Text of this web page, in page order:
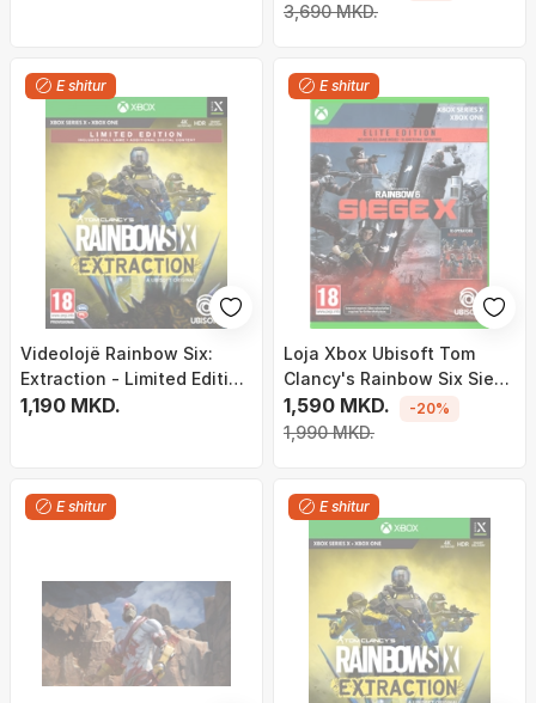
3,690 MKD.
E shitur
Videolojë Rainbow Six:
Extraction - Limited Edition
(Xbox)
1,190 MKD.
E shitur
Loja Xbox Ubisoft Tom
Clancy's Rainbow Six Siege
X Elite Edition, Xbox Series
X Xbox One, 18+
1,590 MKD.
1,990 MKD.
-20%
E shitur E shitur